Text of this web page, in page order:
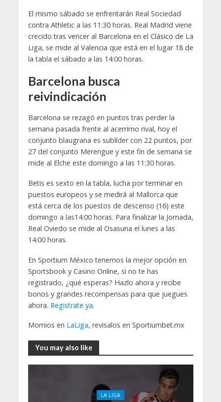
El mismo sábado se enfrentarán Real Sociedad
contra Athletic a las 11:30 horas. Real Madrid viene
crecido tras vencer al Barcelona en el Clásico de La
Liga, se mide al Valencia que está en el lugar 18 de
la tabla el sábado a las 14:00 horas.
Barcelona busca
reivindicación
Barcelona se rezagó en puntos tras perder la
semana pasada frente al acerrimo rival, hoy el
conjunto blaugrana es sublíder con 22 puntos, por
27 del conjunto Merengue y este fin de semana se
mide al Elche este domingo a las 11:30 horas.
Betis es sexto en la tabla, lucha por terminar en
puestos europeos y se medirá al Mallorca que
está cerca de los puestos de descenso (16) este
domingo a las14:00 horas. Para finalizar la Jornada,
Real Oviedo se mide al Osasuna el lunes a las
14:00 horas.
En Sportium México tenemos la mejor opción en
Sportsbook y Casino Online, si no te has
registrado, ¿qué esperas? Hazlo ahora y recibe
bonos y grandes recompensas para que juegues
ahora. Registrate ya.
Momios en LaLiga, revisalos en Sportiumbet.mx
You may also like
LA LIGA